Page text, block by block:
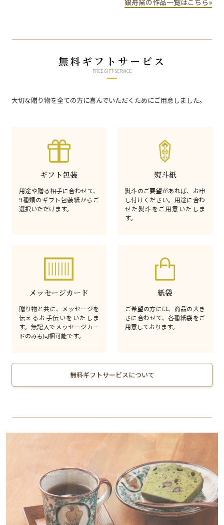
銀舟窯の作品一覧はこちら»
無料ギフトサービス
FREE GIFT SERVICE
大切な贈り物を全ての方に喜んでいただくためにご用意しました。
ギフト包装
用途や贈る相手に合わせて、
9種類のギフト包装紙からご
選択いただけます。
熨斗紙
熨斗のご要望があれば、お申
し付けください。用途に合わ
せた熨斗をご用意いたしま
す。
メッセージカード
贈り物と共に、メッセージを
伝えるお手伝いをいたしま
す。無記入でメッセージカー
ドのみも同梱可能です。
紙袋
ご希望の方には、商品の大き
さに合わせて、各種紙袋をご
用意しております。
無料ギフトサービスについて